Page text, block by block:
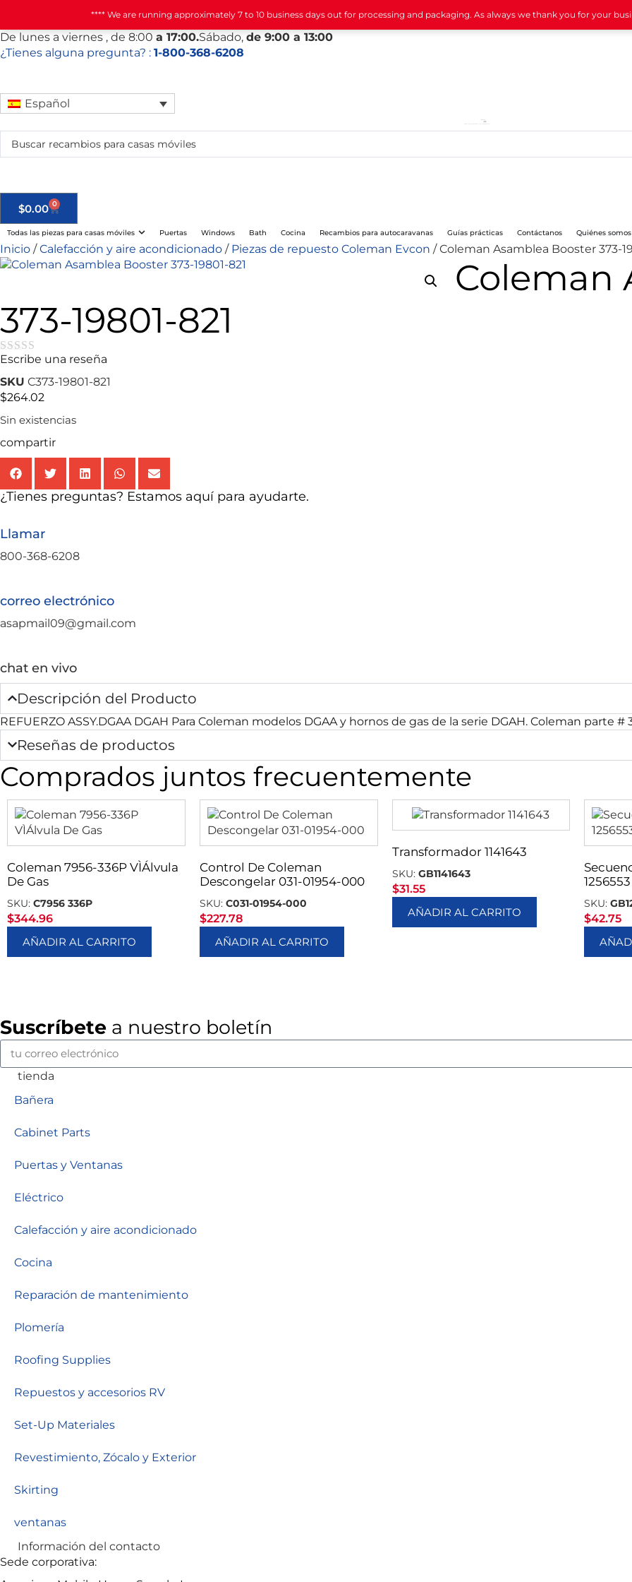
**** We are running approximately 7 to 10 business days out for processing and packaging. As always we thank you for your
De lunes a viernes , de 8:00 a 17:00.Sábado, de 9:00 a 13:00
¿Tienes alguna pregunta? : 1-800-368-6208
Español
$0.00 0
Todas las piezas para casas móviles Puertas Windows Bath Cocina Recambios para autocaravanas Guías prácticas Contáctanos Quiénes somos
Inicio /Calefacción y aire acondicionado / Piezas de repuesto Coleman Evcon / Coleman Asamblea Booster 373-
Coleman
373-19801-821
★★★★★
Escribe una reseña
SKU C373-19801-821
$264.02
Sin existencias
compartir
¿Tienes preguntas? Estamos aquí para ayudarte.
Llamar
800-368-6208
correo electrónico
asapmail09@gmail.com
chat en vivo
Descripción del Producto
REFUERZO ASSY.DGAA DGAH Para Coleman modelos DGAA y hornos de gas de la serie DGAH. Coleman parte #
Reseñas de productos
Comprados juntos frecuentemente
Coleman 7956-336P VÌÁlvula
De Gas
SKU: C7956 336P
$344.96
AÑADIR AL CARRITO
Control De Coleman
Descongelar 031-01954-000
SKU: C031-01954-000
$227.78
AÑADIR AL CARRITO
Transformador 1141643
SKU: GB1141643
$31.55
AÑADIR AL CARRITO
1256553
SKU:
$42.75
Suscríbete a nuestro boletín
tienda
Bañera
Cabinet Parts
Puertas y Ventanas
Eléctrico
Calefacción y aire acondicionado
Cocina
Reparación de mantenimiento
Plomería
Roofing Supplies
Repuestos y accesorios RV
Set-Up Materiales
Revestimiento, Zócalo y Exterior
Skirting
ventanas
Información del contacto
Sede corporativa: